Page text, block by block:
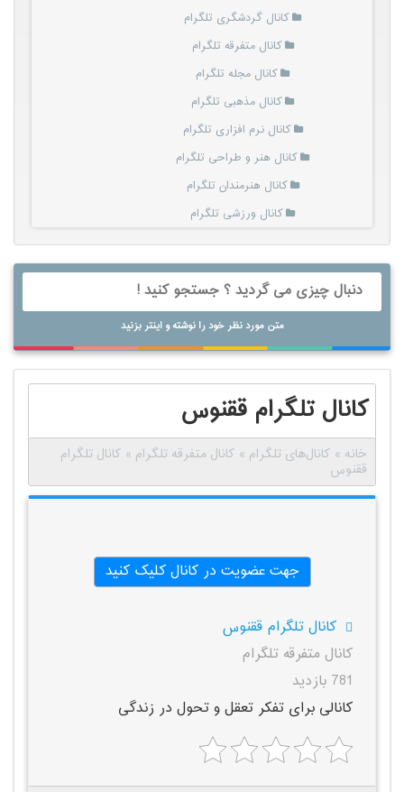
کانال گردشگری تلگرام
کانال متفرقه تلگرام
کانال مجله تلگرام
کانال مذهبی تلگرام
کانال نرم افزاری تلگرام
کانال هنر و طراحی تلگرام
کانال هنرمندان تلگرام
کانال ورزشی تلگرام
متن مورد نظر خود را نوشته و اینتر بزنید
کانال تلگرام ققنوس
خانه » کانال‌های تلگرام » کانال متفرقه تلگرام » کانال تلگرام
ققنوس
جهت عضویت در کانال کلیک کنید
کانال تلگرام ققنوس
کانال متفرقه تلگرام
781 بازدید
کانالی برای تفکر تعقل و تحول در زندگی